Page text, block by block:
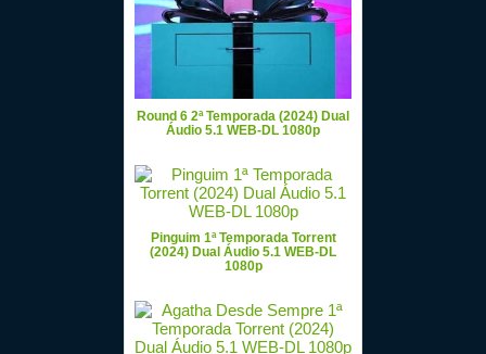
Round 6 2ª Temporada (2024) Dual
Áudio 5.1 WEB-DL 1080p
Pinguim 1ª Temporada Torrent
(2024) Dual Áudio 5.1 WEB-DL
1080p